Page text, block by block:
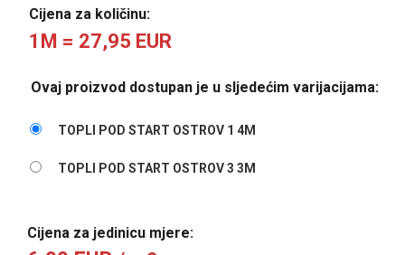
Cijena za količinu:
1M = 27,95 EUR
Ovaj proizvod dostupan je u sljedećim varijacijama:
TOPLI POD START OSTROV 1 4M
TOPLI POD START OSTROV 3 3M
Cijena za jedinicu mjere: